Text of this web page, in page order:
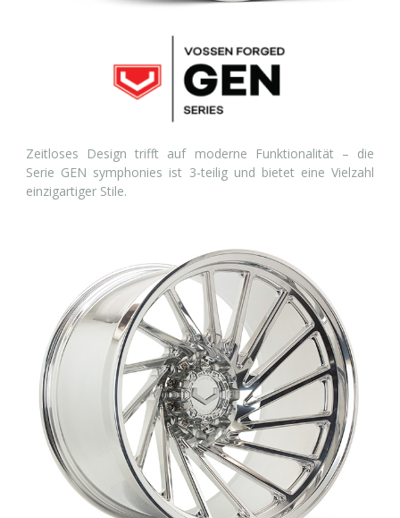
Zeitloses Design trifft auf moderne Funktionalität – die
Serie GEN symphonies ist 3-teilig und bietet eine Vielzahl
einzigartiger Stile.